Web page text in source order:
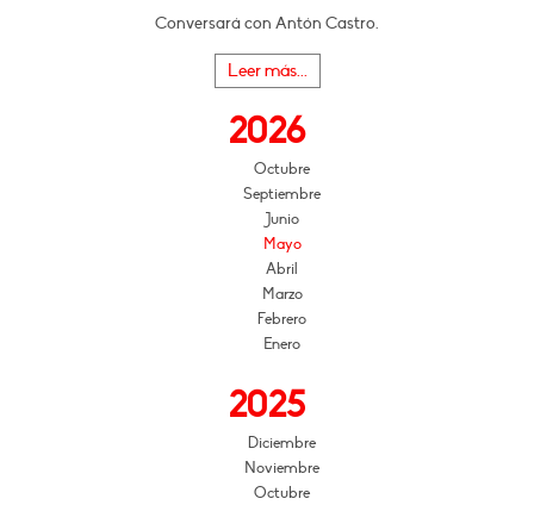
Conversará con Antón Castro.
Leer más...
2026
Octubre
Septiembre
Junio
Mayo
Abril
Marzo
Febrero
Enero
2025
Diciembre
Noviembre
Octubre